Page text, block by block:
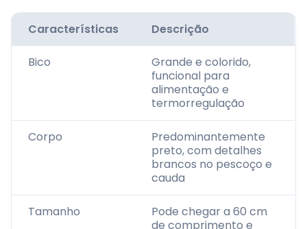
Características Descrição
Bico
Grande e colorido,
funcional para
alimentação e
termorregulação
Corpo
Predominantemente
preto, com detalhes
brancos no pescoço e
cauda
Tamanho
Pode chegar a 60 cm
de comprimento e